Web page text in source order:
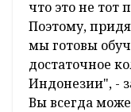
что это не тот
Поэтому,
мы готовы
достаточное
Индонезии", -
Вы всегда